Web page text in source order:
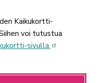
Kaikukortti-
voi tutustua
sivulla.